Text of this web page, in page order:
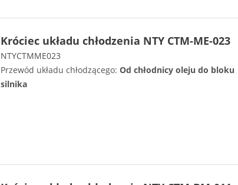
Króciec układu chłodzenia NTY CTM-ME-023
NTYCTMME023
Przewód układu chłodzącego: Od chłodnicy oleju do bloku
silnika